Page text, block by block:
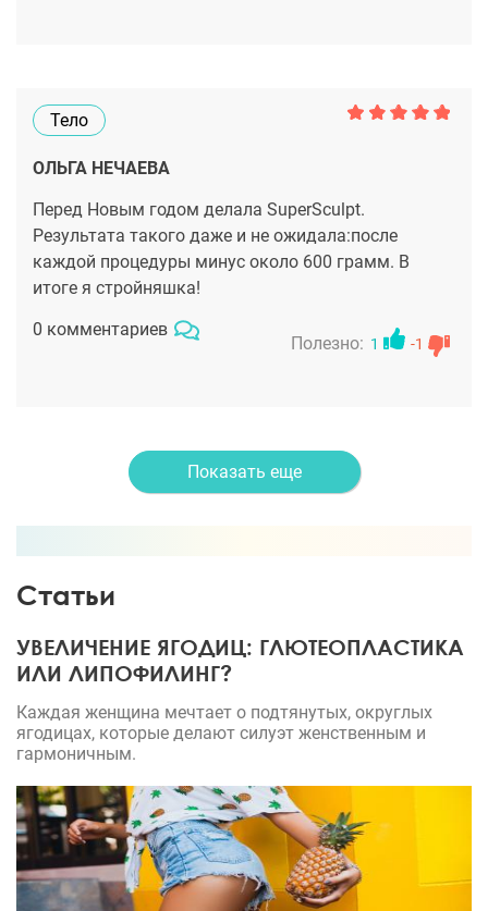
Тело
ОЛЬГА НЕЧАЕВА
Перед Новым годом делала SuperSculpt.
Результата такого даже и не ожидала:после
каждой процедуры минус около 600 грамм. В
итоге я стройняшка!
0 комментариев
Полезно: 1 -1
Показать еще
Статьи
УВЕЛИЧЕНИЕ ЯГОДИЦ: ГЛЮТЕОПЛАСТИКА
ИЛИ ЛИПОФИЛИНГ?
Каждая женщина мечтает о подтянутых, округлых
ягодицах, которые делают силуэт женственным и
гармоничным.